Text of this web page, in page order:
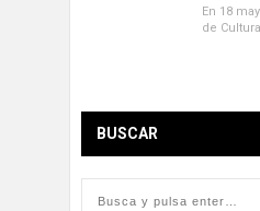
En 18
de
BUSCAR